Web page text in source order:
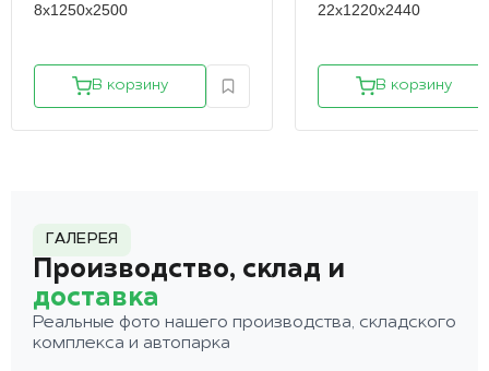
8х1250х2500
В корзину
22х1220х2440
В корзину
ГАЛЕРЕЯ
Производство, склад и
доставка
Реальные фото нашего производства, складского
комплекса и автопарка